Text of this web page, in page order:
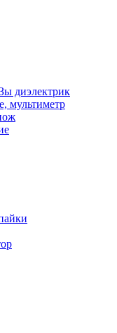
диэлектрик
мультиметр